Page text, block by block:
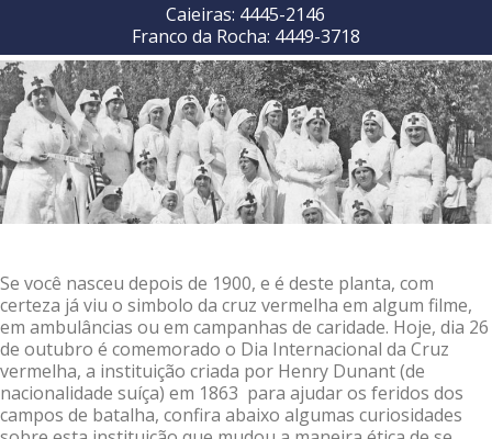
Caieiras: 4445-2146
Franco da Rocha: 4449-3718
Se você nasceu depois de 1900, e é deste planta, com
certeza já viu o simbolo da cruz vermelha em algum filme,
em ambulâncias ou em campanhas de caridade. Hoje, dia 26
de outubro é comemorado o Dia Internacional da Cruz
vermelha, a instituição criada por Henry Dunant (de
nacionalidade suíça) em 1863 para ajudar os feridos dos
campos de batalha, confira abaixo algumas curiosidades